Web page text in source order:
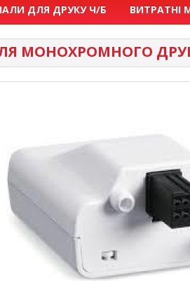
ДЛЯ ДРУКУ Ч/Б ВИТРАТНІ
МОНОХРОМНОГО